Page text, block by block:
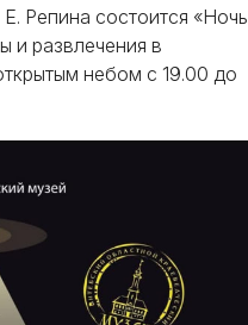
Репина состоится «Ночь
и развлечения в
небом с 19.00 до